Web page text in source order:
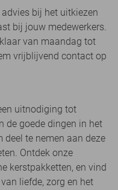
bij het uitkiezen
bij jouw medewerkers.
van maandag tot
vrijblijvend contact op
uitnodiging tot
de goede dingen in het
deel te nemen aan deze
Ontdek onze
kerstpakketten, en vind
liefde, zorg en het